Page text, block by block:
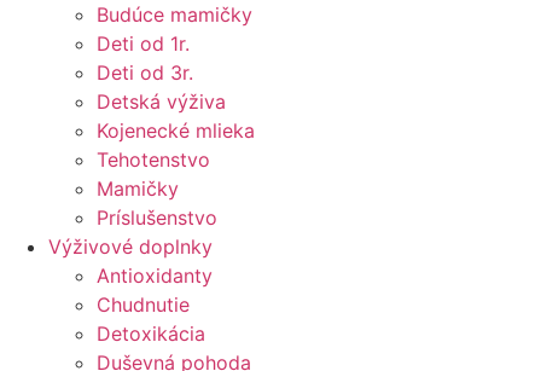
Budúce mamičky
Deti od 1r.
Deti od 3r.
Detská výživa
Kojenecké mlieka
Tehotenstvo
Mamičky
Príslušenstvo
Výživové doplnky
Antioxidanty
Chudnutie
Detoxikácia
Duševná pohoda